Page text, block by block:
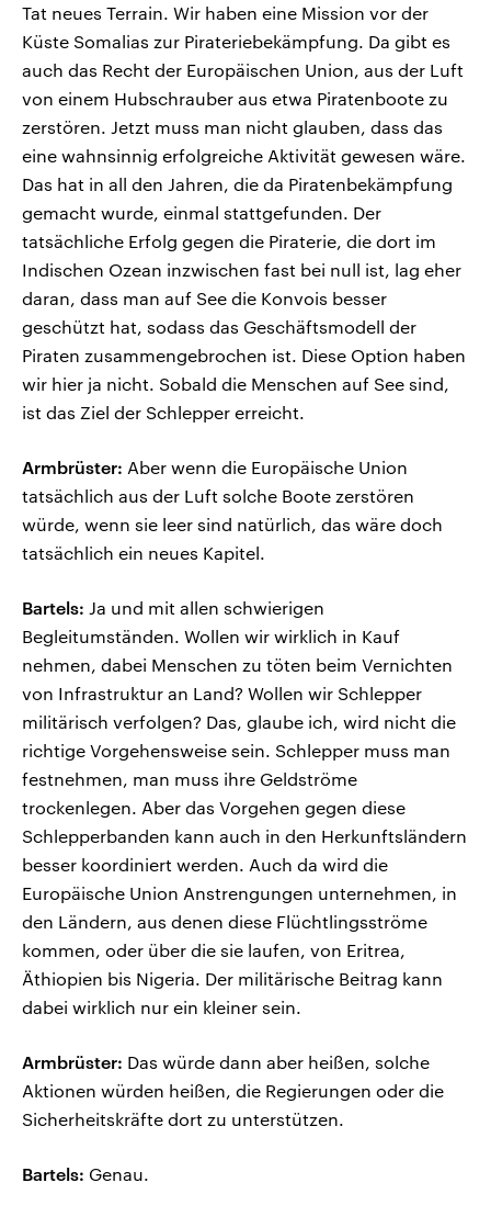
Tat neues Terrain. Wir haben eine Mission vor der
Küste Somalias zur Pirateriebekämpfung. Da gibt es
auch das Recht der Europäischen Union, aus der Luft
von einem Hubschrauber aus etwa Piratenboote zu
zerstören. Jetzt muss man nicht glauben, dass das
eine wahnsinnig erfolgreiche Aktivität gewesen wäre.
Das hat in all den Jahren, die da Piratenbekämpfung
gemacht wurde, einmal stattgefunden. Der
tatsächliche Erfolg gegen die Piraterie, die dort im
Indischen Ozean inzwischen fast bei null ist, lag eher
daran, dass man auf See die Konvois besser
geschützt hat, sodass das Geschäftsmodell der
Piraten zusammengebrochen ist. Diese Option haben
wir hier ja nicht. Sobald die Menschen auf See sind,
ist das Ziel der Schlepper erreicht.
Armbrüster: Aber wenn die Europäische Union
tatsächlich aus der Luft solche Boote zerstören
würde, wenn sie leer sind natürlich, das wäre doch
tatsächlich ein neues Kapitel.
Bartels: Ja und mit allen schwierigen
Begleitumständen. Wollen wir wirklich in Kauf
nehmen, dabei Menschen zu töten beim Vernichten
von Infrastruktur an Land? Wollen wir Schlepper
militärisch verfolgen? Das, glaube ich, wird nicht die
richtige Vorgehensweise sein. Schlepper muss man
festnehmen, man muss ihre Geldströme
trockenlegen. Aber das Vorgehen gegen diese
Schlepperbanden kann auch in den Herkunftsländern
besser koordiniert werden. Auch da wird die
Europäische Union Anstrengungen unternehmen, in
den Ländern, aus denen diese Flüchtlingsströme
kommen, oder über die sie laufen, von Eritrea,
Äthiopien bis Nigeria. Der militärische Beitrag kann
dabei wirklich nur ein kleiner sein.
Armbrüster: Das würde dann aber heißen, solche
Aktionen würden heißen, die Regierungen oder die
Sicherheitskräfte dort zu unterstützen.
Bartels: Genau.